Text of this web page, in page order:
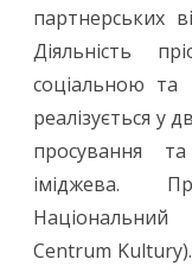
партнерських
Діяльність
соціальною та
реалізується у
просування
іміджева.
Centrum